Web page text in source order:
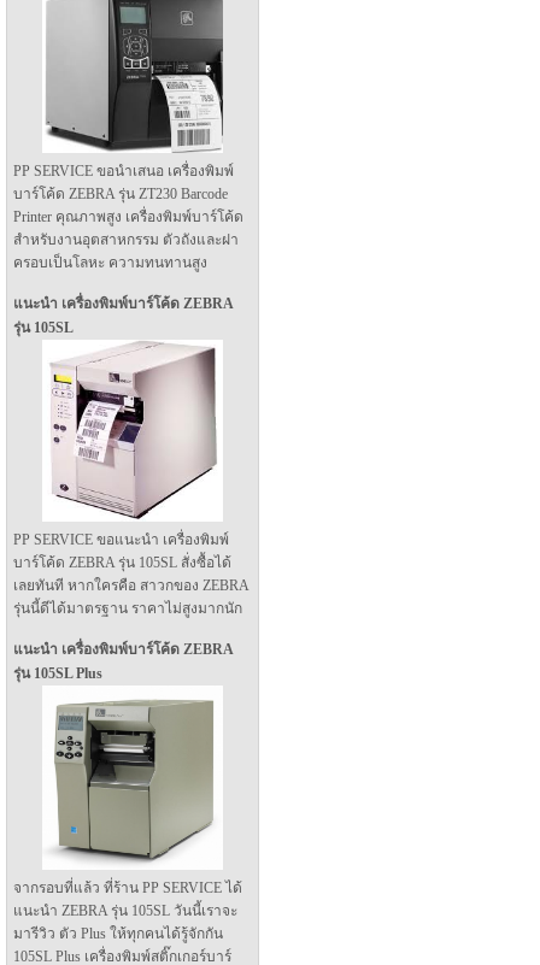
PP SERVICE ขอนำเสนอ เครื่องพิมพ์
บาร์โค้ด ZEBRA รุ่น ZT230 Barcode
Printer คุณภาพสูง เครื่องพิมพ์บาร์โค้ด
สำหรับงานอุตสาหกรรม ตัวถังและฝา
ครอบเป็นโลหะ ความทนทานสูง
แนะนำ เครื่องพิมพ์บาร์โค้ด ZEBRA
รุ่น 105SL
PP SERVICE ขอแนะนำ เครื่องพิมพ์
บาร์โค้ด ZEBRA รุ่น 105SL สั่งซื้อได้
เลยทันที หากใครคือ สาวกของ ZEBRA
รุ่นนี้ดีได้มาตรฐาน ราคาไม่สูงมากนัก
แนะนำ เครื่องพิมพ์บาร์โค้ด ZEBRA
รุ่น 105SL Plus
จากรอบที่แล้ว ที่ร้าน PP SERVICE ได้
แนะนำ ZEBRA รุ่น 105SL วันนี้เราจะ
มารีวิว ตัว Plus ให้ทุกคนได้รู้จักกัน
105SL Plus เครื่องพิมพ์สติ๊กเกอร์บาร์